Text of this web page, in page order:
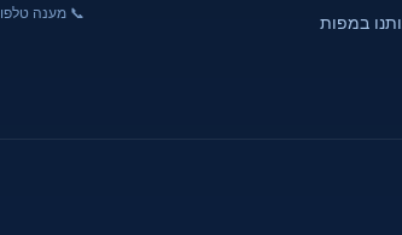
במפות
📞 מענה